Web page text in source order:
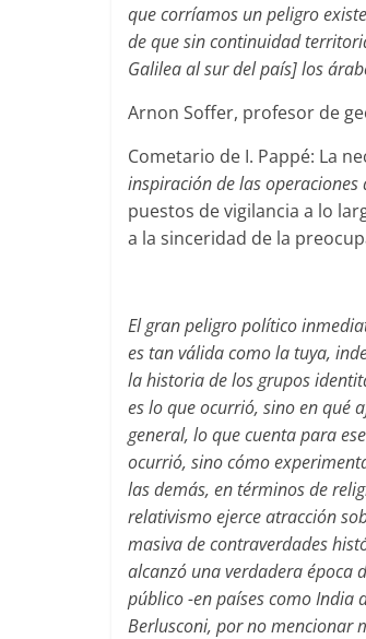
que corríamos un peligro
de que sin continuidad
Galilea al sur del país] los
Arnon Soffer, profesor de
Cometario de I. Pappé: La
inspiración de las
puestos de vigilancia a lo
a la sinceridad de la
El gran peligro político
es tan válida como la tuya,
la historia de los grupos
es lo que ocurrió, sino en qué
general, lo que cuenta para
ocurrió, sino cómo
las demás, en términos de
relativismo ejerce atracción
masiva de contraverdades
alcanzó una verdadera época
público -en países como India
Berlusconi, por no mencionar